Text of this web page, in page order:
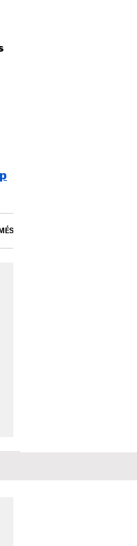
MÉS